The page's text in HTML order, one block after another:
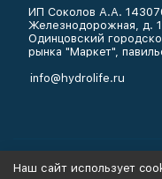
ИП Соколов А.А.
Железнодорожная, д.
Одинцовский
рынка "Маркет",
info@hydrolife.ru
Наш сайт использует